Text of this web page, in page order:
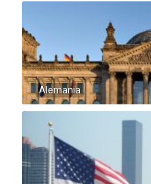
Alemania